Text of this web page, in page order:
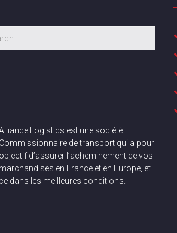
Logistics est une société
Commissionnaire de transport qui a pour
objectif d’assurer l’acheminement de vos
marchandises en France et en Europe, et
ce dans les meilleures conditions.